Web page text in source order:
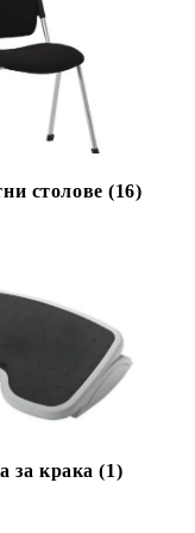
столове (16)
за крака (1)